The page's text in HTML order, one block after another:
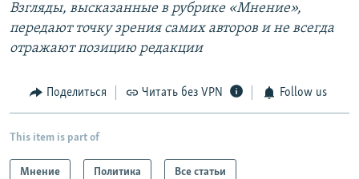
Взгляды, высказанные в рубрике «Мнение»,
передают точку зрения самих авторов и не всегда
отражают позицию редакции
Поделиться Читать без VPN Follow us
This item is part of
Мнение Политика Все статьи